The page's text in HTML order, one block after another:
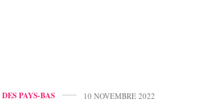
PAYS-BAS 10 NOVEMBRE 2022